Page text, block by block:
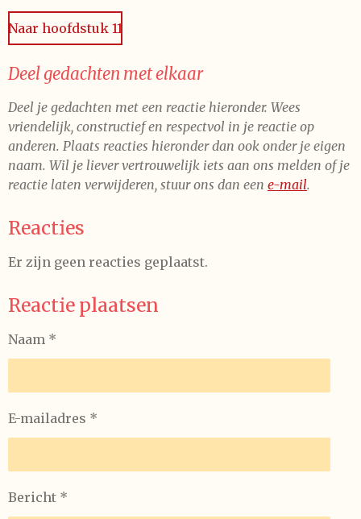
s
t
r
e
n
e
n
e
n
e
n
e
n
Naar hoofdstuk 11
Deel gedachten met elkaar
Deel je gedachten met een reactie hieronder. Wees
vriendelijk, constructief en respectvol in je reactie op
anderen. Plaats reacties hieronder dan ook onder je eigen
naam. Wil je liever vertrouwelijk iets aan ons melden of je
reactie laten verwijderen, stuur ons dan een e-mail.
Reacties
Er zijn geen reacties geplaatst.
Reactie plaatsen
Naam *
E-mailadres *
Bericht *